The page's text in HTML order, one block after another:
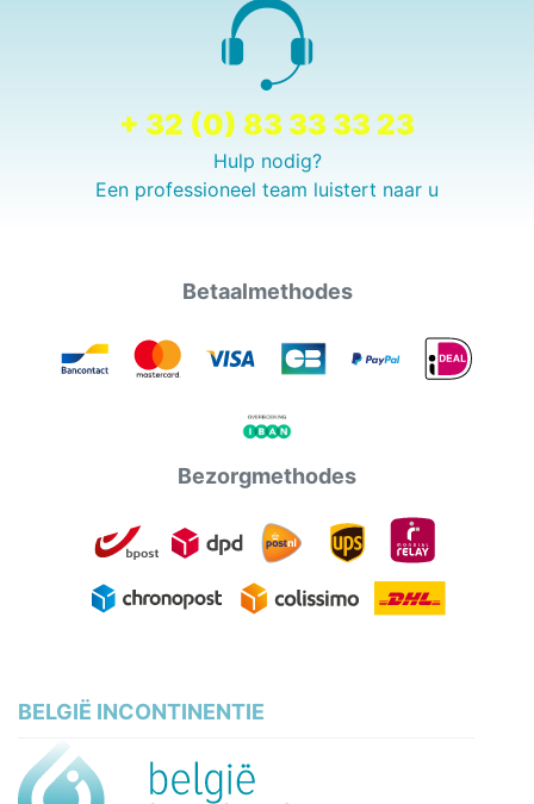
+ 32 (0) 83 33 33 23
Hulp nodig?
Een professioneel team luistert naar u
Betaalmethodes
Bezorgmethodes
BELGIË INCONTINENTIE